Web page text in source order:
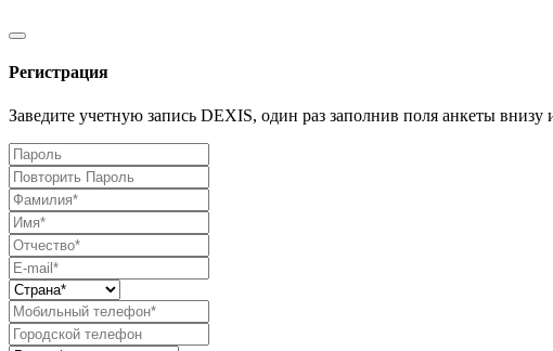
Регистрация
Заведите учетную запись DEXIS, один раз заполнив поля анкеты внизу